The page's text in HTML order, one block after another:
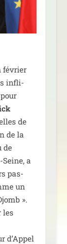
février
infli­
de
de la
de
a
pas­
un
».
les
d’Appel